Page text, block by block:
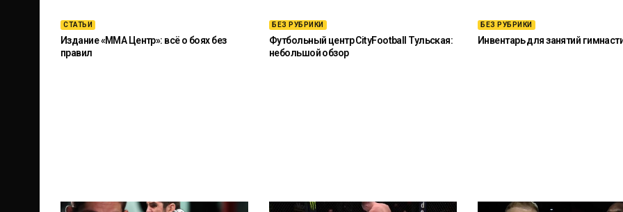
СТАТЬИ
Издание «ММА Центр»: всё о боях без
правил
БЕЗ РУБРИКИ
Футбольный центр CityFootball Тульская:
небольшой обзор
БЕЗ РУБРИКИ
Инвентарь для занятий